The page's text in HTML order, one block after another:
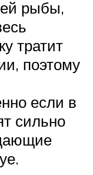
рыбы,
тратит
поэтому
если в
сильно